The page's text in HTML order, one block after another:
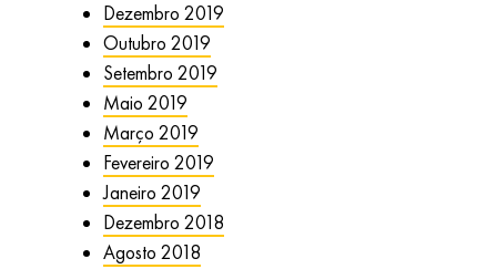
Dezembro 2019
Outubro 2019
Setembro 2019
Maio 2019
Março 2019
Fevereiro 2019
Janeiro 2019
Dezembro 2018
Agosto 2018